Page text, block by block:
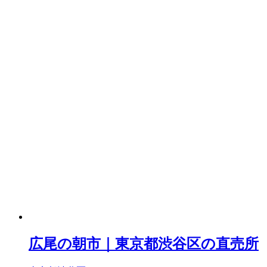
広尾の朝市｜東京都渋谷区の直売所